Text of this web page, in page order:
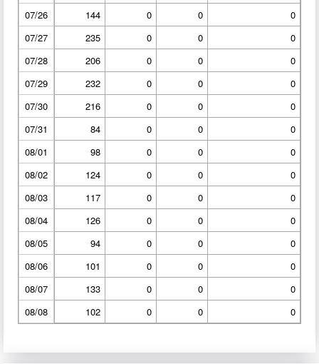
07/26
144 0 0
0
07/27
235 0 0
0
07/28
206 0 0
0
07/29
232 0 0
0
07/30
216 0 0
0
07/31
84 0 0
0
08/01
98 0 0
0
08/02
124 0 0
0
08/03
117 0 0
0
08/04
126 0 0
0
08/05
94 0 0
0
08/06
101 0 0
0
08/07
133 0 0
0
08/08
102 0 0 0